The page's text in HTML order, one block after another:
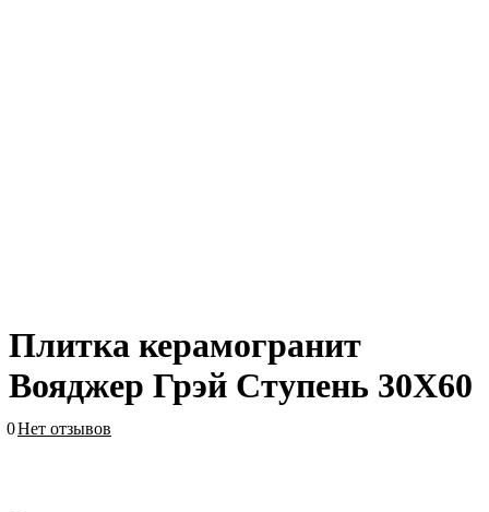
Плитка керамогранит
Вояджер Грэй Ступень 30X60
0Нет отзывов